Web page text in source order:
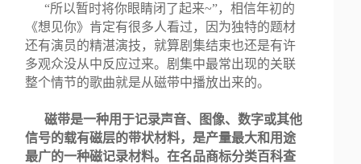
“所以暂时将你眼睛闭了起来~”，相信年初的
《想见你》肯定有很多人看过，因为独特的题材
还有演员的精湛演技，就算剧集结束也还是有许
多观众没从中反应过来。剧集中最常出现的关联
整个情节的歌曲就是从磁带中播放出来的。
磁带是一种用于记录声音、图像、数字或其他
信号的载有磁层的带状材料，是产量最大和用途
最广的一种磁记录材料。在名品商标分类百科查